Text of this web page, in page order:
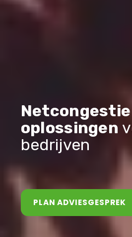
Netcongestie
oplossingen
bedrijven
PLAN ADVIESGESPREK